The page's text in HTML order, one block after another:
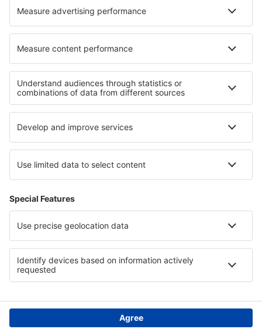
Hotels in Utah Hotels in Hot-Springs-Nationalpark
Hotels im Yosemite-Nationalpark
Hotels im Naturschutzgebiet De Hoop Hotels in Cesar
Hotels in Central Balkan Hotels in Gastein
Hotels in Kavala